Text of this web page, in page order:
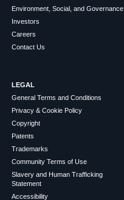
Environment, Social, and Governance
Investors
Careers
Contact Us
LEGAL
General Terms and Conditions
Privacy & Cookie Policy
Copyright
Patents
Trademarks
Community Terms of Use
Slavery and Human Trafficking
Statement
Accessibility